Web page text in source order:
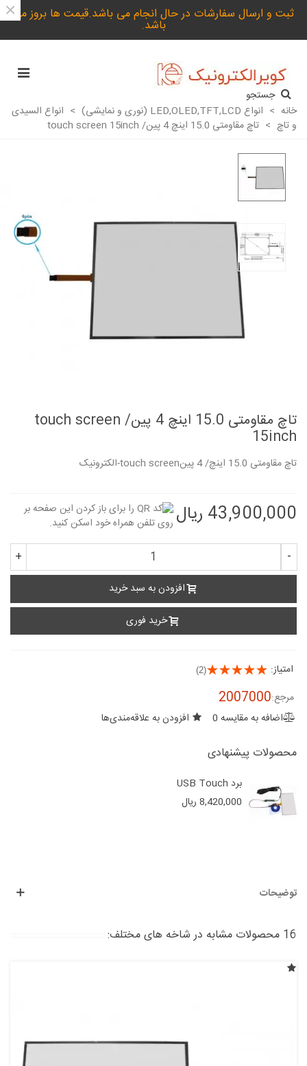
ثبت و ارسال سفارشات در حال انجام می باشد.قیمت ها بروز می
باشد.
×
جستجو
خانه > انواع LED,OLED,TFT,LCD (نوری و نمایشی) > انواع السیدی
و تاچ > تاچ مقاومتی 15.0 اینچ 4 پین/ touch screen 15inch
تاچ مقاومتی 15.0 اینچ 4 پین/ touch screen
15inch
تاچ مقاومتی 15.0 اینچ/ 4 پینtouch screen-الکترونیک
43,900,000 ریال
-
+
افزودن به سبد خرید
خرید فوری
امتیاز: (2)
مرجع:2007000
اضافه به مقایسه 0 افزودن به علاقه‌مندی‌ها
محصولات پیشنهادی
برد USB Touch
8,420,000 ریال
توضیحات
16 محصولات مشابه در شاخه های مختلف: